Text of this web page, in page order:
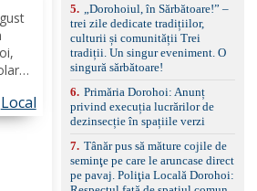
Local
Senzori parcare
față/spate, cameră
marșarier Keyless entry
& start, geamuri electrice
față/spate, oglinzi
rabatabile Sistem hands-
free, Bluetooth, USB
Sistem start/stop, frână
de parcare electrică,
anvelope vară runflat
Control presiune pneuri,
filtru de particule,
5.
„Dorohoiul, în Sărbătoare!” –
trei zile dedicate tradițiilor,
culturii și comunității Trei
tradiții. Un singur eveniment. O
singură sărbătoare!
6. Primăria Dorohoi: Anunț
privind execuția lucrărilor de
dezinsecție în spațiile verzi
7. Tânăr pus să măture cojile de
seminţe pe care le aruncase direct
pe pavaj. Poliţia Locală Dorohoi: